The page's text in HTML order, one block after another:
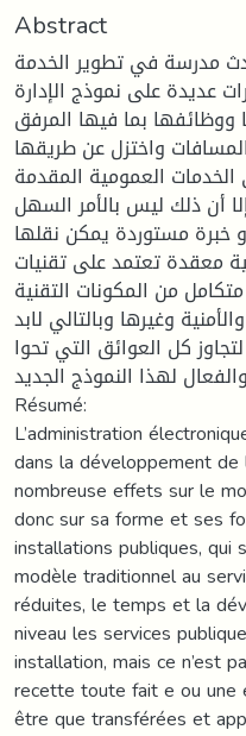
Abstract
مدرسة في تطوير الخدمة
عديدة على نموذج الإدارة
ووظائفها بما فيها المرفق
واختزل عن طريقها
العمومية المقدمة
أن ذلك ليس بالأمر السهل
خبرة مستوردة يمكن نقلها
معقدة تعتمد على تقنيات
من المكونات التقنية
وغيرها وبالتالي لابد
كل العوائق التي تحوا
لهذا النموذج الجديد.
Résumé:
L’administration
dans la développement
nombreuse effets sur le
donc sur sa forme et ses
installations publiques,
modèle traditionnel au
réduites, le temps et la
niveau les services
installation, mais ce n’est
recette toute fait e ou une
être que transférées et